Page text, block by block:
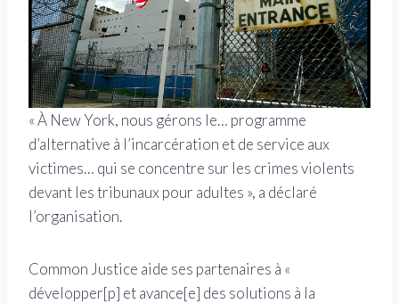
« À New York, nous gérons le… programme
d’alternative à l’incarcération et de service aux
victimes… qui se concentre sur les crimes violents
devant les tribunaux pour adultes », a déclaré
l’organisation.
Common Justice aide ses partenaires à «
développer[p] et avance[e] des solutions à la